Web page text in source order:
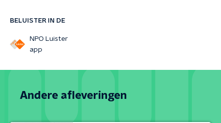
BELUISTER IN DE
NPO Luister
app
Andere afleveringen